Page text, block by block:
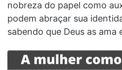
nobreza do papel como
podem abraçar sua
sabendo que Deus as ama